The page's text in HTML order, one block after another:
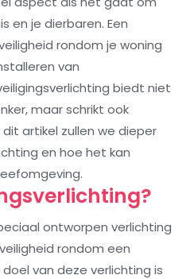
en je dierbaren. Een
rondom je woning
van
biedt niet
maar schrikt ook
artikel zullen we dieper
en hoe het kan
ontworpen verlichting
rondom een
van deze verlichting is